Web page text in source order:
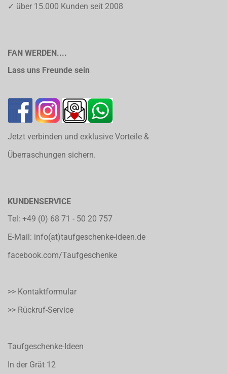
✓ über 15.000 Kunden seit 2008
FAN WERDEN....
Lass uns Freunde sein
Jetzt verbinden und exklusive Vorteile &
Überraschungen sichern.
KUNDENSERVICE
Tel: +49 (0) 68 71 - 50 20 757
E-Mail: info(at)taufgeschenke-ideen.de
facebook.com/Taufgeschenke
>> Kontaktformular
>> Rückruf-Service
Taufgeschenke-Ideen
In der Grät 12